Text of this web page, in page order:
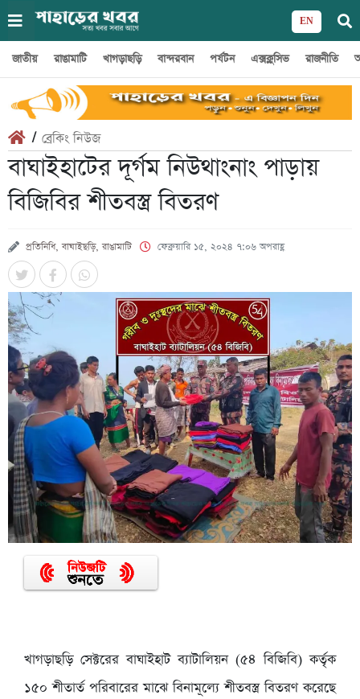
EN
জাতীয় রাঙামাটি খাগড়াছড়ি বান্দরবান পর্যটন এক্সক্লুসিভ রাজনীতি
/ ব্রেকিং নিউজ
বাঘাইহাটের দূর্গম নিউথাংনাং পাড়ায়
বিজিবির শীতবস্ত্র বিতরণ
প্রতিনিধি, বাঘাইছড়ি, রাঙামাটি ফেব্রুয়ারি ১৫, ২০২৪ ৭:০৬ অপরাহ্ণ
খাগড়াছড়ি সেক্টরের বাঘাইহাট ব্যাটালিয়ন (৫৪ বিজিবি) কর্তৃক
১৫০ শীতার্ত পরিবারের মাঝে বিনামূল্যে শীতবস্ত্র বিতরণ করেছে